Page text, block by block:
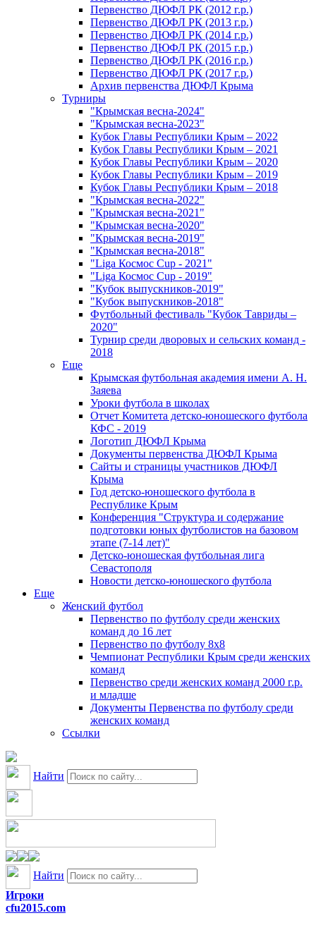
Первенство ДЮФЛ РК (2012 г.р.)
Первенство ДЮФЛ РК (2013 г.р.)
Первенство ДЮФЛ РК (2014 г.р.)
Первенство ДЮФЛ РК (2015 г.р.)
Первенство ДЮФЛ РК (2016 г.р.)
Первенство ДЮФЛ РК (2017 г.р.)
Архив первенства ДЮФЛ Крыма
Турниры
"Крымская весна-2024"
"Крымская весна-2023"
Кубок Главы Республики Крым – 2022
Кубок Главы Республики Крым – 2021
Кубок Главы Республики Крым – 2020
Кубок Главы Республики Крым – 2019
Кубок Главы Республики Крым – 2018
"Крымская весна-2022"
"Крымская весна-2021"
"Крымская весна-2020"
"Крымская весна-2019"
"Крымская весна-2018"
"Liga Космос Cup - 2021"
"Liga Космос Cup - 2019"
"Кубок выпускников-2019"
"Кубок выпускников-2018"
Футбольный фестиваль "Кубок Тавриды –
2020"
Турнир среди дворовых и сельских команд -
2018
Еще
Крымская футбольная академия имени А. Н.
Заяева
Уроки футбола в школах
Отчет Комитета детско-юношеского футбола
КФС - 2019
Логотип ДЮФЛ Крыма
Документы первенства ДЮФЛ Крыма
Сайты и страницы участников ДЮФЛ
Крыма
Год детско-юношеского футбола в
Республике Крым
Конференция "Структура и содержание
подготовки юных футболистов на базовом
этапе (7-14 лет)"
Детско-юношеская футбольная лига
Севастополя
Новости детско-юношеского футбола
Еще
Женский футбол
Первенство по футболу среди женских
команд до 16 лет
Первенство по футболу 8х8
Чемпионат Республики Крым среди женских
команд
Первенство среди женских команд 2000 г.р.
и младше
Документы Первенства по футболу среди
женских команд
Ссылки
Найти
Найти
Игроки
cfu2015.com